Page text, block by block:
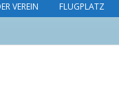
VEREIN FLUGPLATZ